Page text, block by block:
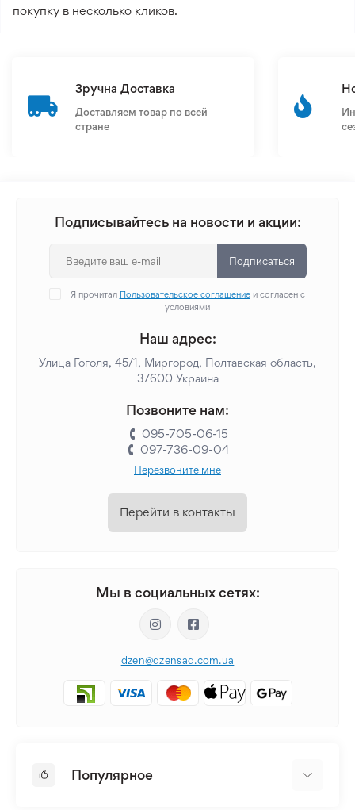
покупку в несколько кликов.
Зручна Доставка
Доставляем товар по всей
стране
Подписывайтесь на новости и акции:
Подписаться
Я прочитал Пользовательское соглашениеи согласен с
условиями
Наш адрес:
Улица Гоголя, 45/1, Миргород, Полтавская область,
37600 Украина
Позвоните нам:
095-705-06-15
097-736-09-04
Перезвоните мне
Перейти в контакты
Мы в социальных сетях:
dzen@dzensad.com.ua
Популярное